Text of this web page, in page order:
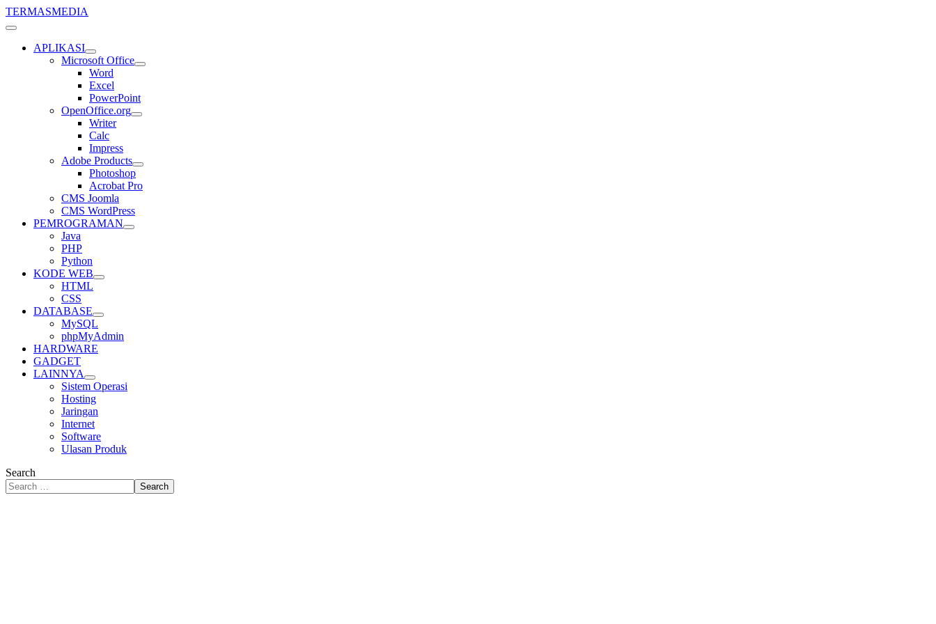
TERMASMEDIA
APLIKASI
Microsoft Office
Word
Excel
PowerPoint
OpenOffice.org
Writer
Calc
Impress
Adobe Products
Photoshop
Acrobat Pro
CMS Joomla
CMS WordPress
PEMROGRAMAN
Java
PHP
Python
KODE WEB
HTML
CSS
DATABASE
MySQL
phpMyAdmin
HARDWARE
GADGET
LAINNYA
Sistem Operasi
Hosting
Jaringan
Internet
Software
Ulasan Produk
Search
Search